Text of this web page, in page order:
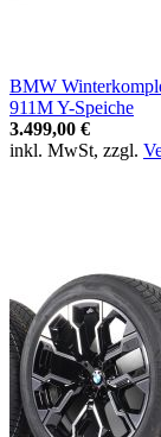
BMW
911M Y-Speiche
3.499,00 €
inkl. MwSt, zzgl.